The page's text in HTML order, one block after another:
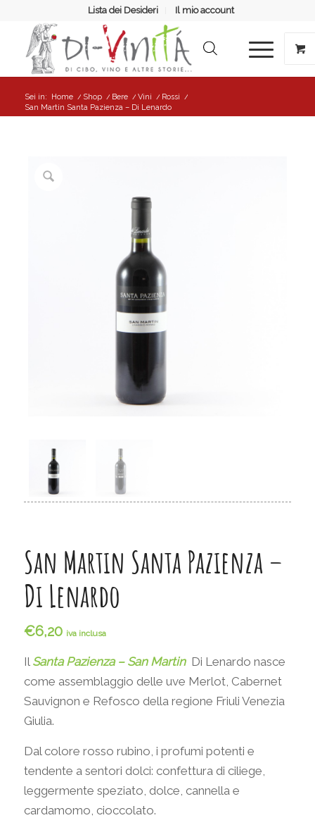
Lista dei Desideri Il mio account
Sei in: Home / Shop / Bere / Vini / Rossi /
San Martin Santa Pazienza – Di Lenardo
San Martin Santa Pazienza –
Di Lenardo
€6,20 iva inclusa
Il Santa Pazienza – San MartinDi Lenardo nasce
come assemblaggio delle uve Merlot, Cabernet
Sauvignon e Refosco della regione Friuli Venezia
Giulia.
Dal colore rosso rubino, i profumi potenti e
tendente a sentori dolci: confettura di ciliege,
leggermente speziato, dolce, cannella e
cardamomo, cioccolato.